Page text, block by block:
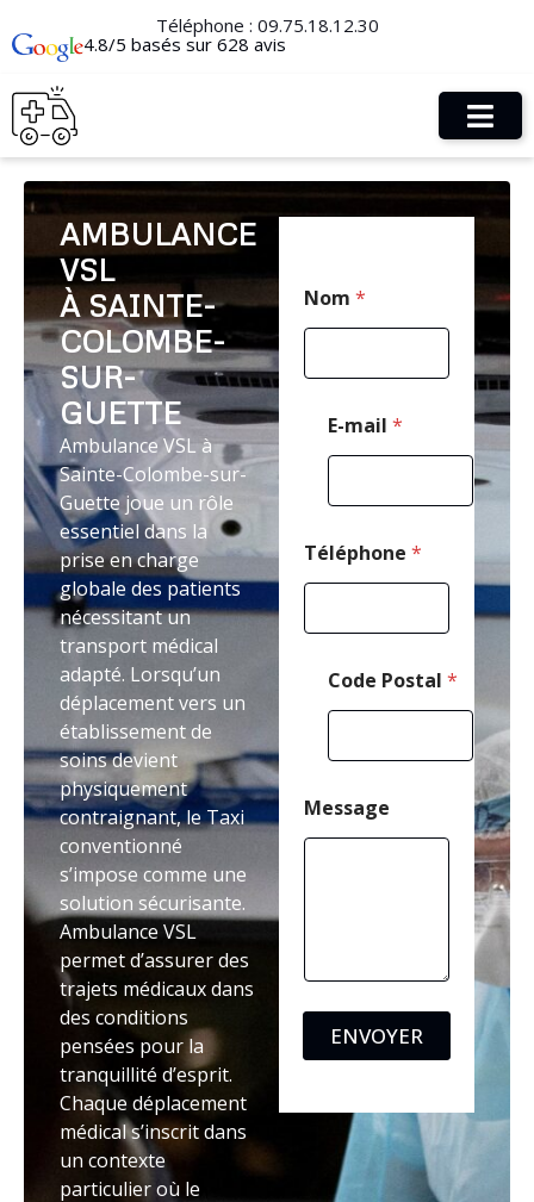
Téléphone : 09.75.18.12.30
4.8/5 basés sur 628 avis
AMBULANCE
VSL
À SAINTE-
COLOMBE-
SUR-
GUETTE
Ambulance VSL à
Sainte-Colombe-sur-
Guette joue un rôle
essentiel dans la
prise en charge
globale des patients
nécessitant un
transport médical
adapté. Lorsqu’un
déplacement vers un
établissement de
soins devient
physiquement
contraignant, le Taxi
conventionné
s’impose comme une
solution sécurisante.
Ambulance VSL
permet d’assurer des
trajets médicaux dans
des conditions
pensées pour la
tranquillité d’esprit.
Chaque déplacement
médical s’inscrit dans
un contexte
particulier où le
Nom *
E-mail *
Téléphone *
Code Postal *
C
o
e
T
é
l
h
o
P
s
Message
ENVOYER